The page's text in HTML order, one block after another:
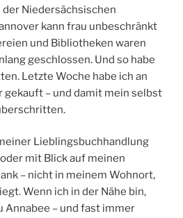
Niedersächsischen
kann frau unbeschränkt
und Bibliotheken waren
geschlossen. Und so habe
Letzte Woche habe ich an
gekauft – und damit mein selbst
Lieblingsbuchhandlung
mit Blick auf meinen
– nicht in meinem Wohnort,
Wenn ich in der Nähe bin,
Annabee – und fast immer